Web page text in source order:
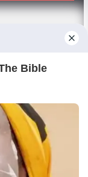
најновите